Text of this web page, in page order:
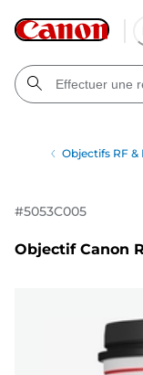
Objectifs RF &
#5053C005
Objectif Canon